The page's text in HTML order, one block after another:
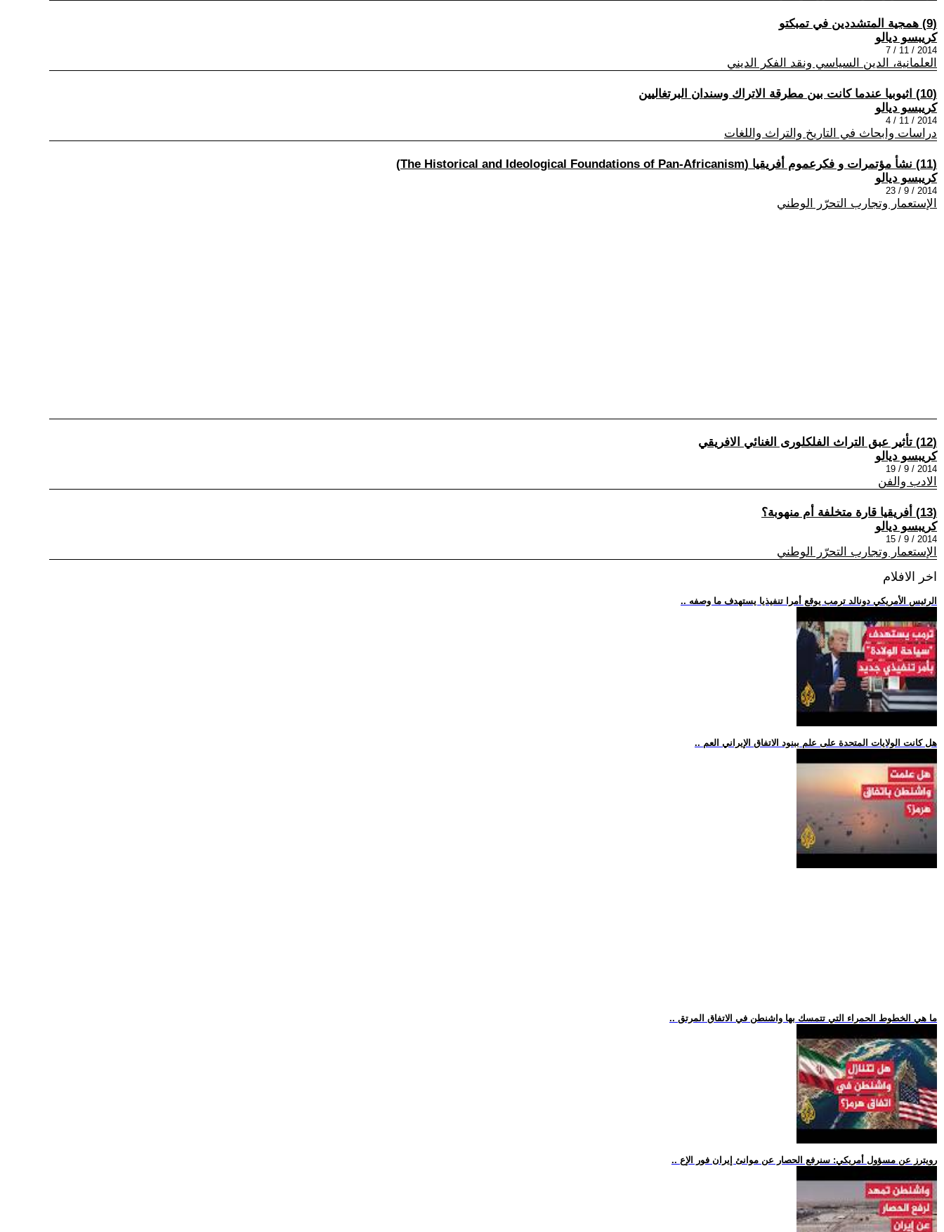
(9) همجية المتشددين في تمبكتو
كريبسو ديالو
2014 / 11 / 7
العلمانية، الدين السياسي ونقد الفكر الديني
(10) اثيوبيا عندما كانت بين مطرقة الاتراك وسندان البرتغاليين
كريبسو ديالو
2014 / 11 / 4
دراسات وابحاث في التاريخ والتراث واللغات
(11) نشأ مؤتمرات و فكرعموم أفريقيا (The Historical and Ideological Foundations of Pan-Africanism)
كريبسو ديالو
2014 / 9 / 23
الإستعمار وتجارب التحرّر الوطني
(12) تأثير عبق التراث الفلكلورى الغنائي الافريقي
كريبسو ديالو
2014 / 9 / 19
الادب والفن
(13) أفريقيا قارة متخلفة أم منهوبة؟
كريبسو ديالو
2014 / 9 / 15
الإستعمار وتجارب التحرّر الوطني
اخر الافلام
.. الرئيس الأمريكي دونالد ترمب يوقع أمرا تنفيذيا يستهدف ما وصفه
.. هل كانت الولايات المتحدة على علم ببنود الاتفاق الإيراني العم
.. ما هي الخطوط الحمراء التي تتمسك بها واشنطن في الاتفاق المرتق
.. رويترز عن مسؤول أمريكي: سنرفع الحصار عن موانئ إيران فور الإع